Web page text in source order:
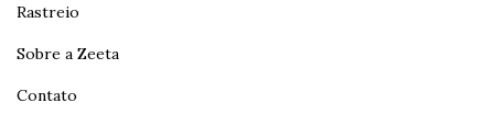
Rastreio
Sobre a Zeeta
Contato